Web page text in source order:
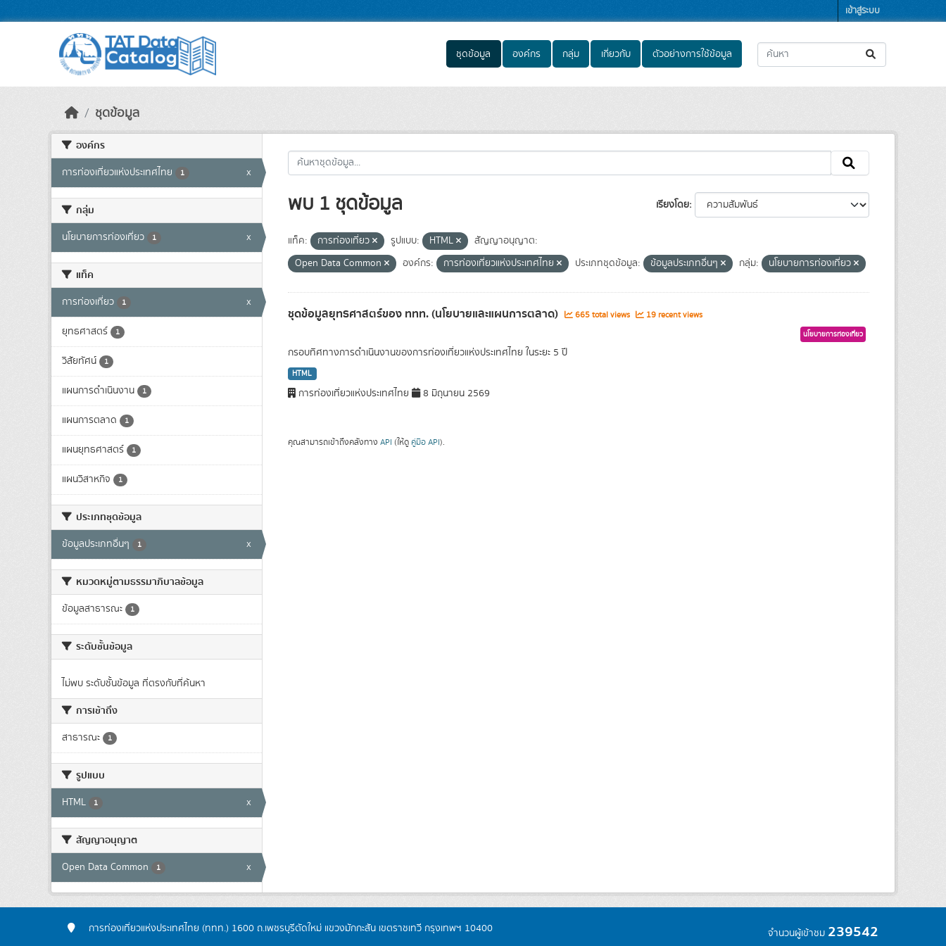
เข้าสู่ระบบ
ชุดข้อมูล องค์กร กลุ่ม เกี่ยวกับ ตัวอย่างการใช้ข้อมูล
ชุดข้อมูล
องค์กร
การท่องเที่ยวแห่งประเทศไทย 1 x
กลุ่ม
นโยบายการท่องเที่ยว 1 x
แท็ค
การท่องเที่ยว 1 x
ยุทธศาสตร์ 1
วิสัยทัศน์ 1
แผนการดำเนินงาน 1
แผนการตลาด 1
แผนยุทธศาสตร์ 1
แผนวิสาหกิจ 1
ประเภทชุดข้อมูล
ข้อมูลประเภทอื่นๆ 1 x
หมวดหมู่ตามธรรมาภิบาลข้อมูล
ข้อมูลสาธารณะ 1
ระดับชั้นข้อมูล
ไม่พบ ระดับชั้นข้อมูล ที่ตรงกับที่ค้นหา
การเข้าถึง
สาธารณะ 1
รูปแบบ
HTML 1 x
สัญญาอนุญาต
Open Data Common 1 x
เรียงโดย
พบ 1 ชุดข้อมูล
แท็ค: การท่องเที่ยว รูปแบบ: HTML
สัญญาอนุญาต:
Open Data Common
องค์กร: การท่องเที่ยวแห่งประเทศไทย ประเภทชุดข้อมูล: ข้อมูลประเภทอื่นๆ กลุ่ม: นโยบายการท่องเที่ยว
ชุดข้อมูลยุทธศาสตร์ของ ททท. (นโยบายและแผนการตลาด) 665 total views 19 recent views
นโยบายการท่องเที่ยว
กรอบทิศทางการดำเนินงานของการท่องเที่ยวแห่งประเทศไทย ในระยะ 5 ปี
HTML
การท่องเที่ยวแห่งประเทศไทย 8 มิถุนายน 2569
คุณสามารถเข้าถึงคลังทาง API (ให้ดู คู่มือ API).
การท่องเที่ยวแห่งประเทศไทย (ททท.) 1600 ถ.เพชรบุรีตัดใหม่ แขวงมักกะสัน เขตราชเทวี กรุงเทพฯ 10400 จำนวนผู้เข้าชม 239542